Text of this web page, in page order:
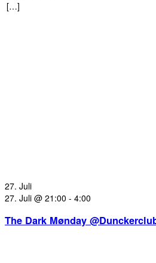
[…]
27. Juli
27. Juli @ 21:00 - 4:00
The Dark Mønday